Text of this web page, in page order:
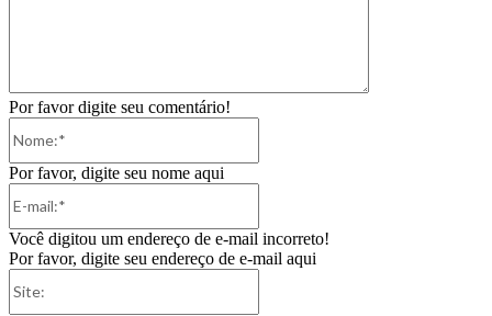
Por favor digite seu comentário!
Por favor, digite seu nome aqui
Você digitou um endereço de e-mail incorreto!
Por favor, digite seu endereço de e-mail aqui